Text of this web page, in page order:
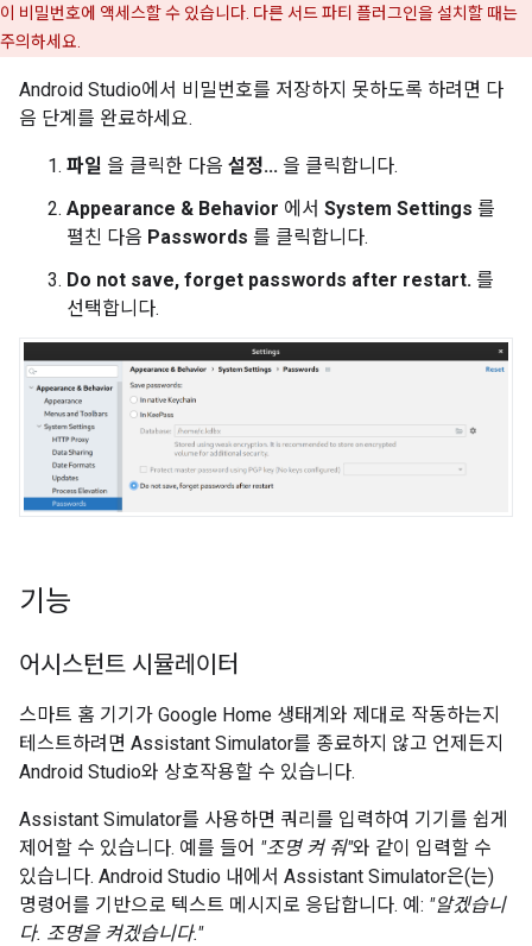
이 비밀번호에 액세스할 수 있습니다. 다른 서드 파티 플러그인을 설치할 때는
주의하세요.
Android Studio에서 비밀번호를 저장하지 못하도록 하려면 다
음 단계를 완료하세요.
파일 을 클릭한 다음 설정... 을 클릭합니다.
Appearance & Behavior 에서 System Settings 를
펼친 다음 Passwords 를 클릭합니다.
Do not save, forget passwords after restart. 를
선택합니다.
기능
어시스턴트 시뮬레이터
스마트 홈 기기가 Google Home 생태계와 제대로 작동하는지
테스트하려면 Assistant Simulator를 종료하지 않고 언제든지
Android Studio와 상호작용할 수 있습니다.
Assistant Simulator를 사용하면 쿼리를 입력하여 기기를 쉽게
제어할 수 있습니다. 예를 들어 "조명 켜 줘"와 같이 입력할 수
있습니다. Android Studio 내에서 Assistant Simulator은(는)
명령어를 기반으로 텍스트 메시지로 응답합니다. 예: "알겠습니
다. 조명을 켜겠습니다."